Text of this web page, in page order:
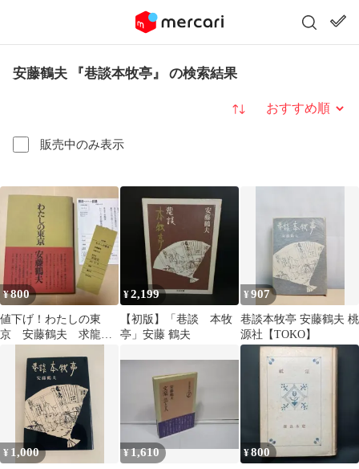
安藤鶴夫 『巷談本牧亭』 の検索結果
販売中のみ表示
並び替え
¥800
値下げ！わたしの東
京 安藤鶴夫 求龍堂
¥2,199
【初版】「巷談 本牧
亭」安藤 鶴夫
¥907
巷談本牧亭 安藤鶴夫 桃
源社【TOKO】
¥ 1,000 ¥1,610 ¥800